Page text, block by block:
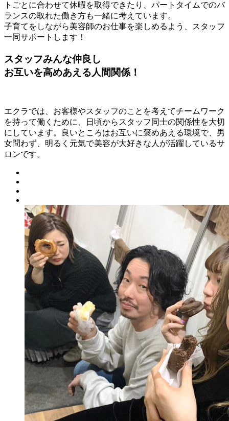
トごとに合わせて休暇を取得できたり、パートタイムでのバ
ランスの取れた働き方も一緒に考えています。
子育てをしながら美容師のお仕事を楽しめるよう、スタッフ
一同サポートします！
スタッフみんな仲良し
お互いを高めあえる人間関係！
エクラでは、お客様やスタッフのことを考えてチームワーク
を持って働くために、日頃からスタッフ同士の関係性を大切
にしています。良いところはお互いに褒めあえる環境で、男
女問わず、明るく元気で美容が大好きな人が活躍しているサ
ロンです。